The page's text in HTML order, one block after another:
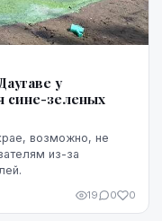
у
сине-зеленых
возможно, не
из-за
19 0 0